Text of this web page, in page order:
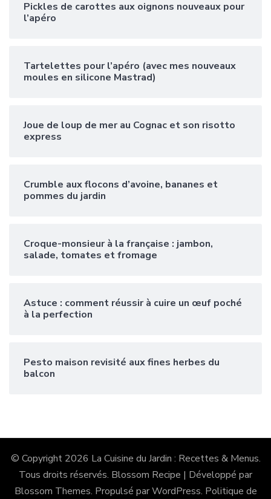
Pickles de carottes aux oignons nouveaux pour
l’apéro
Tartelettes pour l’apéro (avec mes nouveaux
moules en silicone Mastrad)
Joue de loup de mer au Cognac et son risotto
express
Crumble aux flocons d’avoine, bananes et
pommes du jardin
Croque-monsieur à la française : jambon,
salade, tomates et fromage
Astuce : comment réussir à cuire un œuf poché
à la perfection
Pesto maison revisité aux fines herbes du
balcon
© Copyright 2026 La Cuisine du Jardin : Recettes & Menus.
Tous droits réservés. Blossom Recipe | Développé par
Blossom Themes. Propulsé parWordPress. Politique de